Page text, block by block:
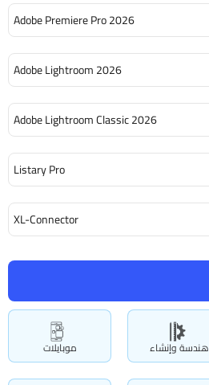
هندسة وإنشاء موبايلات
Adobe Premiere Pro 2026
Adobe Lightroom 2026
Adobe Lightroom Classic 2026
Listary Pro
XL-Connector